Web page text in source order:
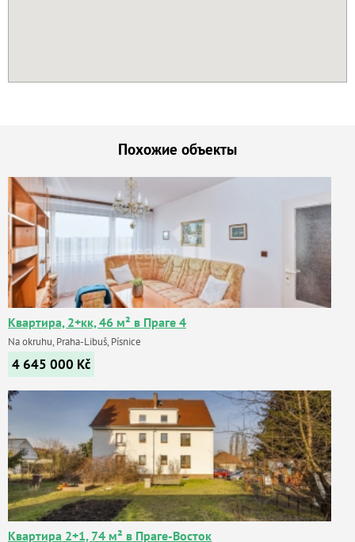
Похожие объекты
Квартира, 2+кк, 46 м² в Праге 4
Na okruhu, Praha-Libuš, Písnice
4 645 000 Kč
Квартира 2+1, 74 м² в Праге-Восток